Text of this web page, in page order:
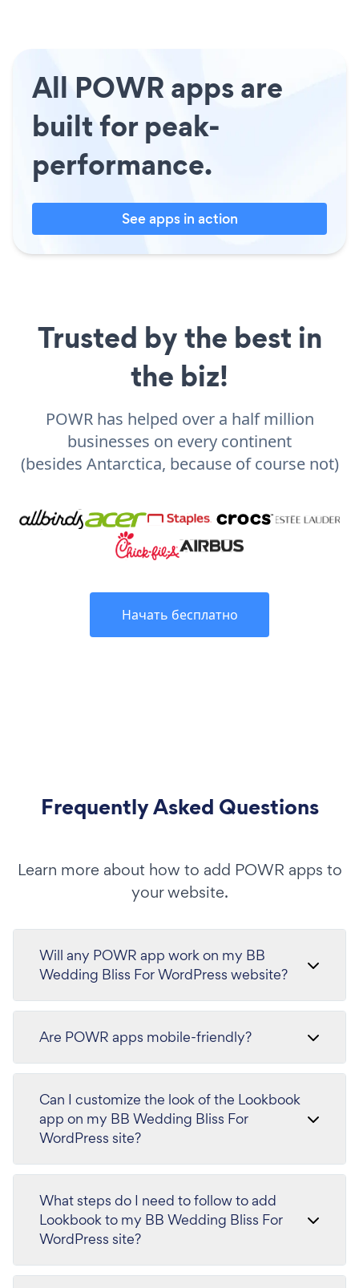
All POWR apps are
built for peak-
performance.
See apps in action
Trusted by the best in
the biz!
POWR has helped over a half million
businesses on every continent
(besides Antarctica, because of course not)
Начать бесплатно
Frequently Asked Questions
Learn more about how to add POWR apps to
your website.
Will any POWR app work on my BB
Wedding Bliss For WordPress website?
Are POWR apps mobile-friendly?
Can I customize the look of the Lookbook
app on my BB Wedding Bliss For
WordPress site?
What steps do I need to follow to add
Lookbook to my BB Wedding Bliss For
WordPress site?